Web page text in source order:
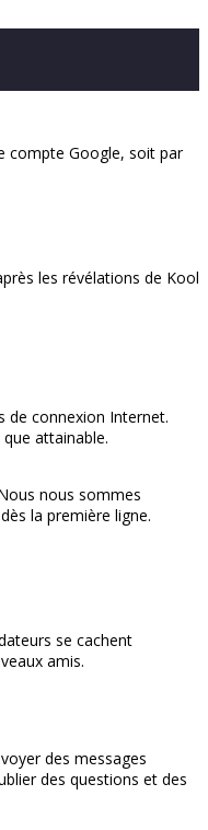
compte Google, soit par
les révélations de Kool
de connexion Internet.
attainable.
nous sommes
la première ligne.
se cachent
amis.
des messages
des questions et des